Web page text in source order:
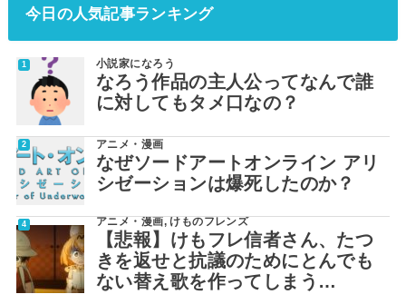
今日の人気記事ランキング
小説家になろう
なろう作品の主人公ってなんで誰
に対してもタメ口なの？
アニメ・漫画
なぜソードアートオンライン アリ
シゼーションは爆死したのか？
アニメ・漫画, けものフレンズ
【悲報】けもフレ信者さん、たつ
きを返せと抗議のためにとんでも
ない替え歌を作ってしまう…